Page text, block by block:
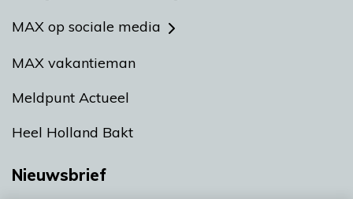
MAX op sociale media
MAX vakantieman
Meldpunt Actueel
Heel Holland Bakt
Nieuwsbrief